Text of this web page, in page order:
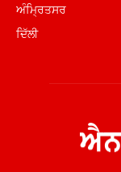
ਅੰਮ੍ਰਿਤਸਰ
ਦਿੱਲੀ